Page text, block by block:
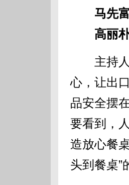
马先富
高丽朴
主持人
心，让出
品安全摆
要看到，
造放心餐
头到餐桌”